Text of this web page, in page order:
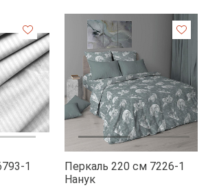
1
Перкаль 220 см 7226-1
Нанук